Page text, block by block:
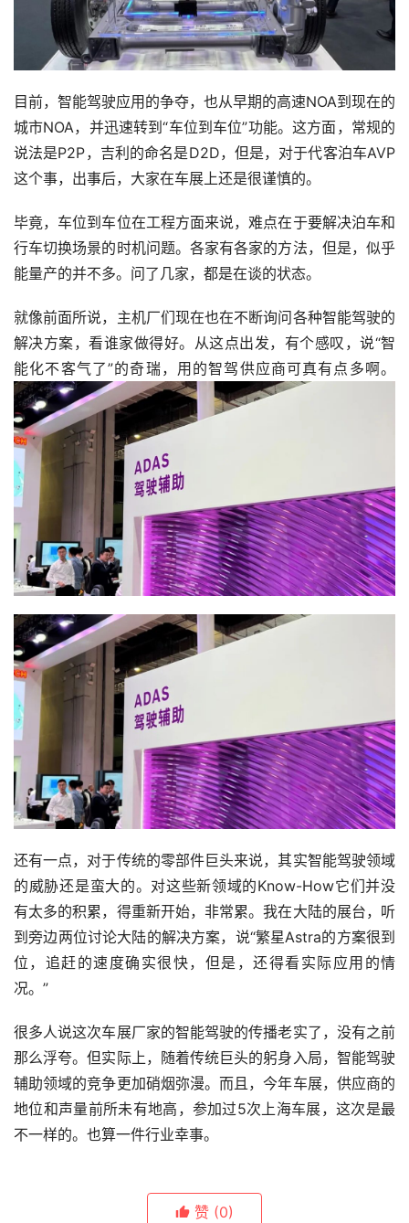
目前，智能驾驶应用的争夺，也从早期的高速NOA到现在的
城市NOA，并迅速转到“车位到车位”功能。这方面，常规的
说法是P2P，吉利的命名是D2D，但是，对于代客泊车AVP
这个事，出事后，大家在车展上还是很谨慎的。
毕竟，车位到车位在工程方面来说，难点在于要解决泊车和
行车切换场景的时机问题。各家有各家的方法，但是，似乎
能量产的并不多。问了几家，都是在谈的状态。
就像前面所说，主机厂们现在也在不断询问各种智能驾驶的
解决方案，看谁家做得好。从这点出发，有个感叹，说“智
能化不客气了”的奇瑞，用的智驾供应商可真有点多啊。
还有一点，对于传统的零部件巨头来说，其实智能驾驶领域
的威胁还是蛮大的。对这些新领域的Know-How它们并没
有太多的积累，得重新开始，非常累。我在大陆的展台，听
到旁边两位讨论大陆的解决方案，说“繁星Astra的方案很到
位，追赶的速度确实很快，但是，还得看实际应用的情
况。”
很多人说这次车展厂家的智能驾驶的传播老实了，没有之前
那么浮夸。但实际上，随着传统巨头的躬身入局，智能驾驶
辅助领域的竞争更加硝烟弥漫。而且，今年车展，供应商的
地位和声量前所未有地高，参加过5次上海车展，这次是最
不一样的。也算一件行业幸事。
赞 (0)